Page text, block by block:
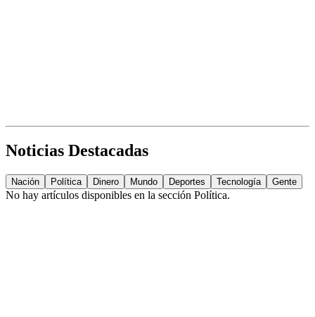
Noticias Destacadas
Nación Política Dinero Mundo Deportes Tecnología Gente
No hay artículos disponibles en la sección Política.